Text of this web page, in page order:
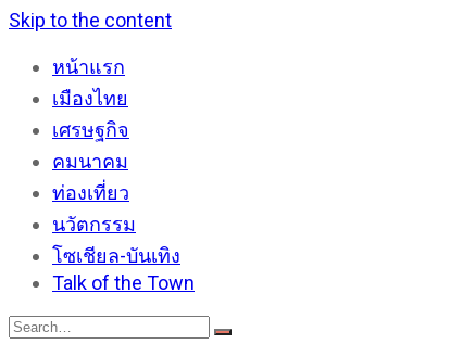
Skip to the content
หน้าแรก
เมืองไทย
เศรษฐกิจ
คมนาคม
ท่องเที่ยว
นวัตกรรม
โซเชียล-บันเทิง
Talk of the Town